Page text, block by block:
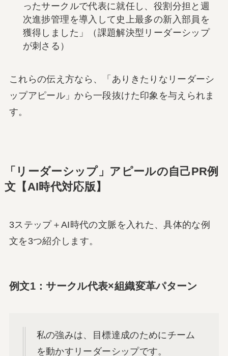
ったサークルで代表に就任し、役割分担と週
次進捗管理を導入して史上最多の新入部員を
獲得しました」（課題解決型リーダーシップ
が刺さる）
これらの伝え方なら、「ありきたりなリーダーシ
ップアピール」から一段抜けた印象を与えられま
す。
「リーダーシップ」アピールの自己PR例
文【AI時代対応版】
3ステップ＋AI時代の文脈を入れた、具体的な例
文を3つ紹介します。
例文1：サークル代表×組織変革パターン
私の強みは、目標達成のためにチーム
を動かすリーダーシップです。